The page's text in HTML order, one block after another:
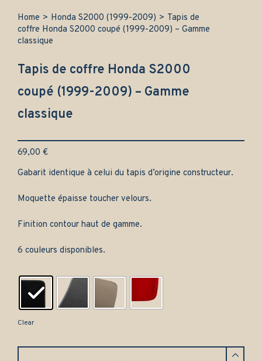
Home > Honda S2000 (1999-2009) > Tapis de
coffre Honda S2000 coupé (1999-2009) – Gamme
classique
Tapis de coffre Honda S2000
coupé (1999-2009) – Gamme
classique
69,00 €
Gabarit identique à celui du tapis d’origine constructeur.
Moquette épaisse toucher velours.
Finition contour haut de gamme.
6 couleurs disponibles.
Clear